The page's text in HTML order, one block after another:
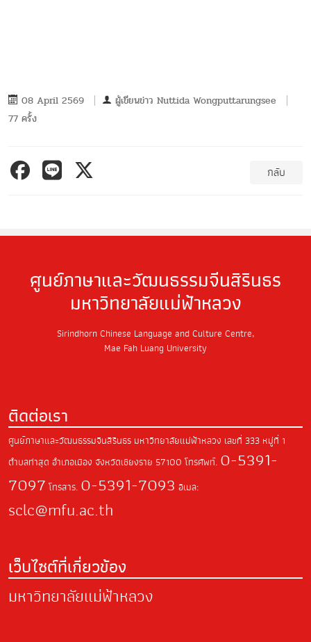
08 April 2569 ผู้เขียนข่าว Nuttida Wongputtarungsee
77 ครั้ง
กลับ
ศูนย์ภาษาและวัฒนธรรมจีนสิรินธร
มหาวิทยาลัยแม่ฟ้าหลวง
Sirindhorn Chinese Language and Culture Centre,
Mae Fah Luang University
ติดต่อเรา
ศูนย์ภาษาและวัฒนธรรมจีนสิรินธร มหาวิทยาลัยแม่ฟ้าหลวง เลขที่ 333 หมู่ที่ 1
ตำบลท่าสุด อำเภอเมือง จังหวัดเชียงราย 57100 โทรศัพท์. 0-5391-
7097 โทรสาร. 0-5391-7093 อีเมล:
sclc@mfu.ac.th
เว็บไซต์ที่เกี่ยวข้อง
มหาวิทยาลัยแม่ฟ้าหลวง